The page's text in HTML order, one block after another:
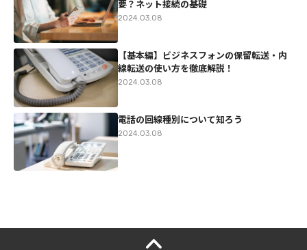
要？ネット接続の基礎
2024.03.08
【基本編】ビジネスフォンの保留転送・内
線転送の使い方を徹底解説！
2024.03.08
電話の回線種別について知ろう
2024.03.08